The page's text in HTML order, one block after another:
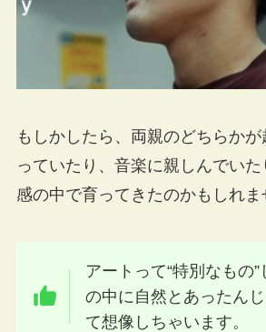
もしかしたら、両親のどちらか
っていたり、音楽に親しんでい
感の中で育ってきたのかもしれま
アートって“特別なもの
の中に自然とあったん
て想像しちゃいます。